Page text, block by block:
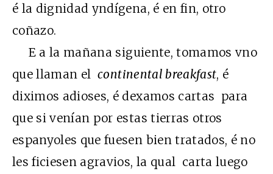
é la dignidad yndígena, é en fin, otro
coñazo.
E a la mañana siguiente, tomamos vno
que llaman elcontinental breakfast, é
diximos adioses, é dexamos cartas para
que si venían por estas tierras otros
espanyoles que fuesen bien tratados, é no
les ficiesen agravios, la qual carta luego